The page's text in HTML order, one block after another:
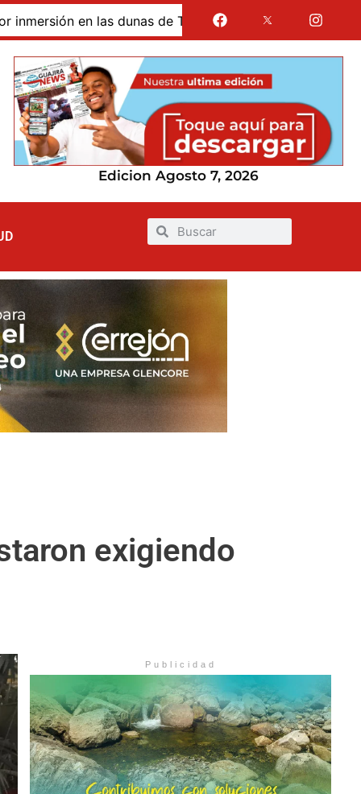
Taroa; su cuerpo permanece en Riohacha a la espera
Edicion Agosto 7, 2026
exigiendo
Publicidad